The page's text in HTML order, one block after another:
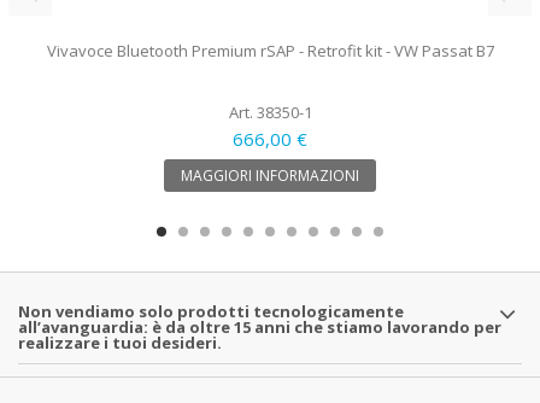
Vivavoce Bluetooth Premium rSAP - Retrofit kit - VW Passat B7
Art. 38350-1
666,00 €
MAGGIORI INFORMAZIONI
Non vendiamo solo prodotti tecnologicamente
all’avanguardia: è da oltre 15 anni che stiamo lavorando per
realizzare i tuoi desideri.